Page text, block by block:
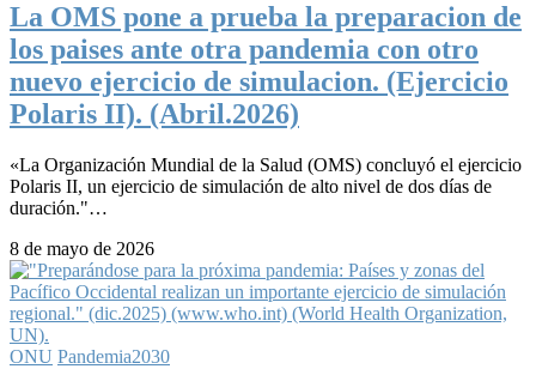
La OMS pone a prueba la preparacion de
los paises ante otra pandemia con otro
nuevo ejercicio de simulacion. (Ejercicio
Polaris II). (Abril.2026)
«La Organización Mundial de la Salud (OMS) concluyó el ejercicio
Polaris II, un ejercicio de simulación de alto nivel de dos días de
duración."…
8 de mayo de 2026
ONU Pandemia2030